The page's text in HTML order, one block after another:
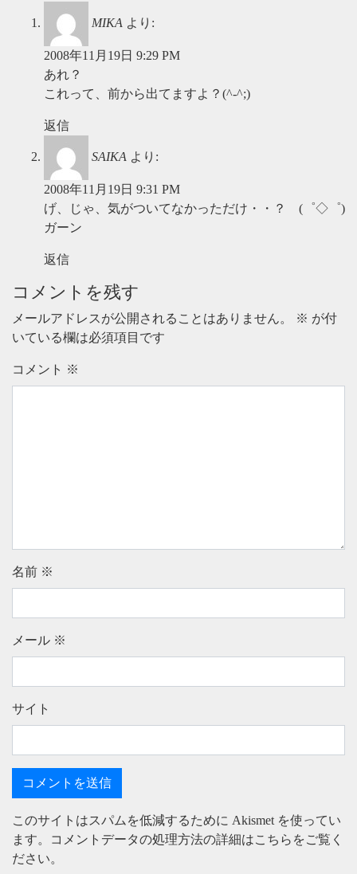
MIKA より:
2008年11月19日 9:29 PM
あれ？
これって、前から出てますよ？(^-^;)
返信
SAIKA より:
2008年11月19日 9:31 PM
げ、じゃ、気がついてなかっただけ・・？ (゜◇゜)
ガーン
返信
コメントを残す
メールアドレスが公開されることはありません。 ※ が付
いている欄は必須項目です
コメント ※
名前 ※
メール ※
サイト
このサイトはスパムを低減するために Akismet を使ってい
ます。
コメントデータの処理方法の詳細はこちらをご覧く
ださい。